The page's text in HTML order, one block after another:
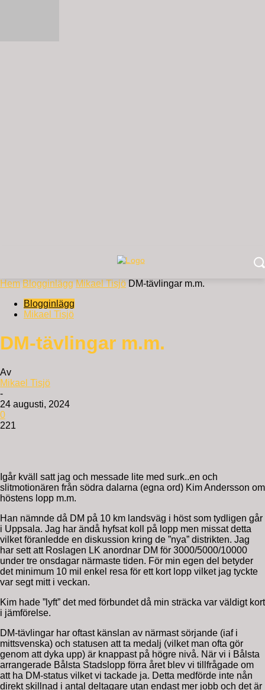
Hem Blogginlägg Mikael Tisjö DM-tävlingar m.m.
Blogginlägg
Mikael Tisjö
DM-tävlingar m.m.
Av
Mikael Tisjö
-
24 augusti, 2024
0
221
Igår kväll satt jag och messade lite med surk..en och
slitmotionären från södra dalarna (egna ord) Kim Andersson om
höstens lopp m.m.
Han nämnde då DM på 10 km landsväg i höst som tydligen går
i Uppsala. Jag har ändå hyfsat koll på lopp men missat detta
vilket föranledde en diskussion kring de ”nya” distrikten. Jag
har sett att Roslagen LK anordnar DM för 3000/5000/10000
under tre onsdagar närmaste tiden. För min egen del betyder
det minimum 10 mil enkel resa för ett kort lopp vilket jag tyckte
var segt mitt i veckan.
Kim hade ”lyft” det med förbundet då min sträcka var väldigt kort
i jämförelse.
DM-tävlingar har oftast känslan av närmast sörjande (iaf i
mittsvenska) och statusen att ta medalj (vilket man ofta gör
genom att dyka upp) är knappast på högre nivå. När vi i Bålsta
arrangerade Bålsta Stadslopp förra året blev vi tillfrågade om
att ha DM-status vilket vi tackade ja. Detta medförde inte nån
direkt skillnad i antal deltagare utan endast mer jobb och det är